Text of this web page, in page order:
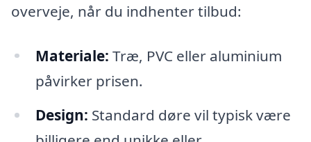
overveje, når du indhenter tilbud:
Materiale: Træ, PVC eller aluminium
påvirker prisen.
Design: Standard døre vil typisk være